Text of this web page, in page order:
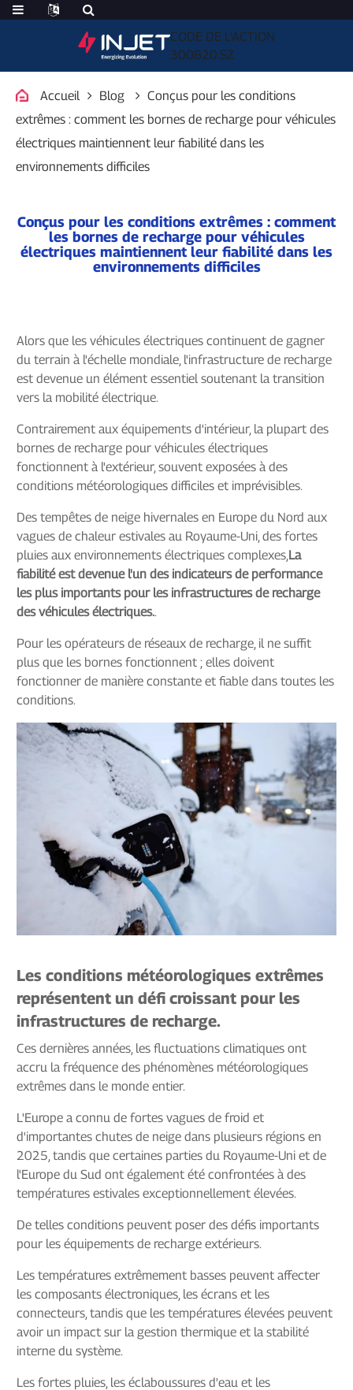
CODE DE L'ACTION
300820.SZ
Accueil Blog
Conçus pour les conditions
extrêmes : comment les bornes de recharge pour véhicules
électriques maintiennent leur fiabilité dans les
environnements difficiles
Conçus pour les conditions extrêmes : comment
les bornes de recharge pour véhicules
électriques maintiennent leur fiabilité dans les
environnements difficiles
Alors que les véhicules électriques continuent de gagner
du terrain à l'échelle mondiale, l'infrastructure de recharge
est devenue un élément essentiel soutenant la transition
vers la mobilité électrique.
Contrairement aux équipements d'intérieur, la plupart des
bornes de recharge pour véhicules électriques
fonctionnent à l'extérieur, souvent exposées à des
conditions météorologiques difficiles et imprévisibles.
Des tempêtes de neige hivernales en Europe du Nord aux
vagues de chaleur estivales au Royaume-Uni, des fortes
pluies aux environnements électriques complexes,La
fiabilité est devenue l'un des indicateurs de performance
les plus importants pour les infrastructures de recharge
des véhicules électriques..
Pour les opérateurs de réseaux de recharge, il ne suffit
plus que les bornes fonctionnent ; elles doivent
fonctionner de manière constante et fiable dans toutes les
conditions.
Les conditions météorologiques extrêmes
représentent un défi croissant pour les
infrastructures de recharge.
Ces dernières années, les fluctuations climatiques ont
accru la fréquence des phénomènes météorologiques
extrêmes dans le monde entier.
L'Europe a connu de fortes vagues de froid et
d'importantes chutes de neige dans plusieurs régions en
2025, tandis que certaines parties du Royaume-Uni et de
l'Europe du Sud ont également été confrontées à des
températures estivales exceptionnellement élevées.
De telles conditions peuvent poser des défis importants
pour les équipements de recharge extérieurs.
Les températures extrêmement basses peuvent affecter
les composants électroniques, les écrans et les
connecteurs, tandis que les températures élevées peuvent
avoir un impact sur la gestion thermique et la stabilité
interne du système.
Les fortes pluies, les éclaboussures d'eau et les